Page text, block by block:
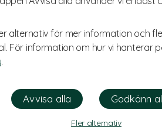
alternativ för mer information och
För information om hur vi hanterar
.
Fler alternativ